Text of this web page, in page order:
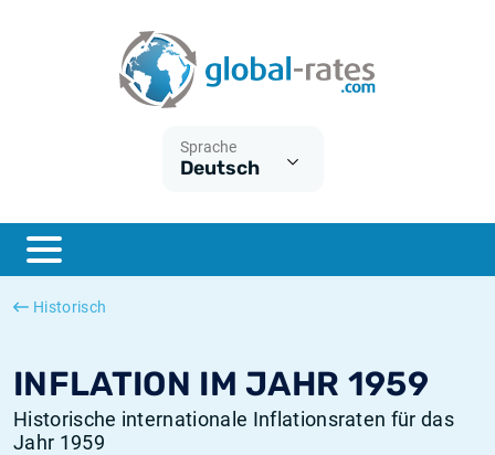
Sprache
Deutsch
Historisch
INFLATION IM JAHR 1959
Historische internationale Inflationsraten für das
Jahr 1959
ESTER
SONIA
Was ist die VPI-Inflation?
Was ist die HVPI-Inflation?
Deutsche inflation
Europäische inflation
Historische Euribor-Sätze
Historische ESTER-Sätze
Historische SOFR-Sätze
Historische SONIA-Sätze
Inflationsrechner